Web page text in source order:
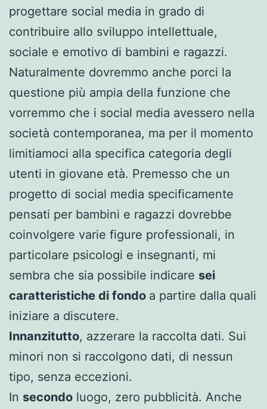
progettare social media in grado di
contribuire allo sviluppo intellettuale,
sociale e emotivo di bambini e ragazzi.
Naturalmente dovremmo anche porci la
questione più ampia della funzione che
vorremmo che i social media avessero nella
società contemporanea, ma per il momento
limitiamoci alla specifica categoria degli
utenti in giovane età. Premesso che un
progetto di social media specificamente
pensati per bambini e ragazzi dovrebbe
coinvolgere varie figure professionali, in
particolare psicologi e insegnanti, mi
sembra che sia possibile indicare sei
caratteristiche di fondo a partire dalla quali
iniziare a discutere.
Innanzitutto, azzerare la raccolta dati. Sui
minori non si raccolgono dati, di nessun
tipo, senza eccezioni.
In secondo luogo, zero pubblicità. Anche